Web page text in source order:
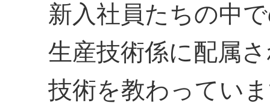
新入社員たちの中
生産技術係に配属
技術を教わってい